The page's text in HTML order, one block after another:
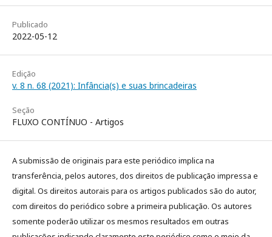
Publicado
2022-05-12
Edição
v. 8 n. 68 (2021): Infância(s) e suas brincadeiras
Seção
FLUXO CONTÍNUO - Artigos
A submissão de originais para este periódico implica na
transferência, pelos autores, dos direitos de publicação impressa e
digital. Os direitos autorais para os artigos publicados são do autor,
com direitos do periódico sobre a primeira publicação. Os autores
somente poderão utilizar os mesmos resultados em outras